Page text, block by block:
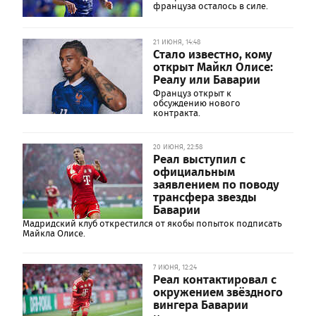
француза осталось в силе.
21 ИЮНЯ, 14:48
Стало известно, кому
открыт Майкл Олисе:
Реалу или Баварии
Француз открыт к
обсуждению нового
контракта.
20 ИЮНЯ, 22:58
Реал выступил с
официальным
заявлением по поводу
трансфера звезды
Баварии
Мадридский клуб открестился от якобы попыток подписать
Майкла Олисе.
7 ИЮНЯ, 12:24
Реал контактировал с
окружением звёздного
вингера Баварии